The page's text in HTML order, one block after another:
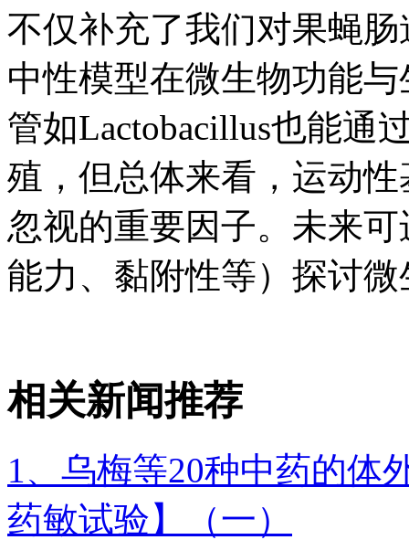
不仅补充了我们对果蝇
中性模型在微生物功能
管如Lactobacillus也能通
殖，但总体来看，运动
忽视的重要因子。未来
能力、黏附性等）探讨
相关新闻推荐
1、乌梅等20种中药的体
药敏试验】（一）